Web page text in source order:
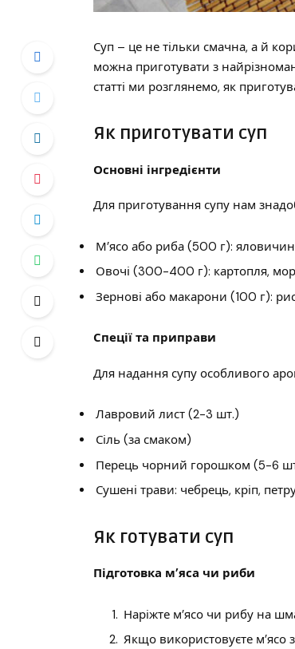
Суп – це не тільки смачна, а й
можна приготувати з
статті ми розглянемо, як
Як приготувати суп
Основні інгредієнти
Для приготування супу нам
М’ясо або риба (500 г):
Овочі (300-400 г): картопля,
Зернові або макарони (100 г):
Спеції та приправи
Для надання супу особливого
Лавровий лист (2-3 шт.)
Сіль (за смаком)
Перець чорний горошком (5-6
Сушені трави: чебрець, кріп,
Як готувати суп
Підготовка м’яса чи риби
Наріжте м’ясо чи рибу на
Якщо використовуєте